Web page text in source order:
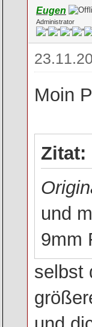
Eugen
Administrator
Moin
Zitat:
und
9mm
selbst